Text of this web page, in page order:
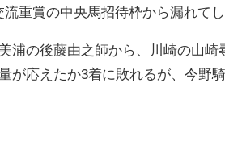
重賞の中央馬招待枠から漏れて
浦の後藤由之師から、川崎の山
が応えたか3着に敗れるが、今野